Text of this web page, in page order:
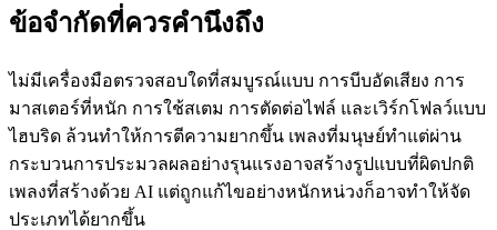
ข้อจำกัดที่ควรคำนึงถึง
ไม่มีเครื่องมือตรวจสอบใดที่สมบูรณ์แบบ การบีบอัดเสียง การ
มาสเตอร์ที่หนัก การใช้สเตม การตัดต่อไฟล์ และเวิร์กโฟลว์แบบ
ไฮบริด ล้วนทำให้การตีความยากขึ้น เพลงที่มนุษย์ทำแต่ผ่าน
กระบวนการประมวลผลอย่างรุนแรงอาจสร้างรูปแบบที่ผิดปกติ
เพลงที่สร้างด้วย AI แต่ถูกแก้ไขอย่างหนักหน่วงก็อาจทำให้จัด
ประเภทได้ยากขึ้น